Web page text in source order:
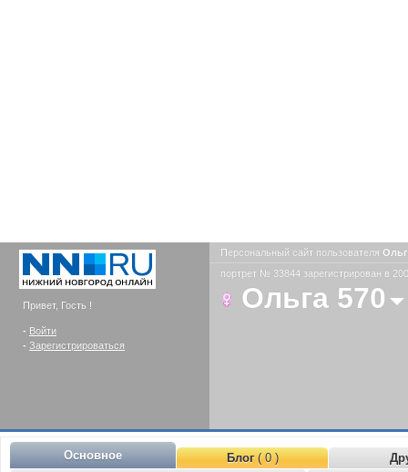
Привет, Гость !
- Войти
- Зарегистрироваться
Персональный сайт пользователя
портрет № 33844 зарегистрирован в
Ольга 570
Основное Блог( 0 )